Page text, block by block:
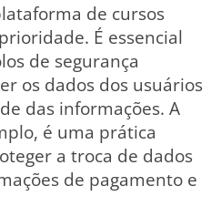
de cursos
É essencial
de segurança
os dados dos usuários
das informações. A
é uma prática
a troca de dados
de pagamento e